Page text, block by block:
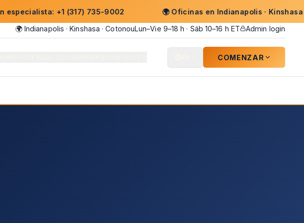
+1 (317) 735-9002
Oficinas en Indianapolis · Kinshasa ·
🌍 Indianapolis · Kinshasa · CotonouLun–Vie 9–18 h · Sáb 10–16 h ET Admin login
COMENZAR